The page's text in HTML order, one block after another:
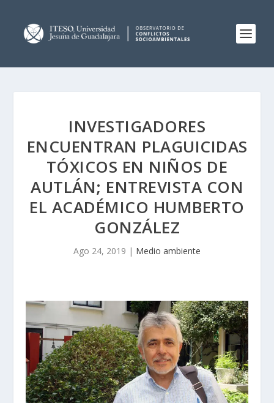
INVESTIGADORES
ENCUENTRAN PLAGUICIDAS
TÓXICOS EN NIÑOS DE
AUTLÁN; ENTREVISTA CON
EL ACADÉMICO HUMBERTO
GONZÁLEZ
Ago 24, 2019 | Medio ambiente